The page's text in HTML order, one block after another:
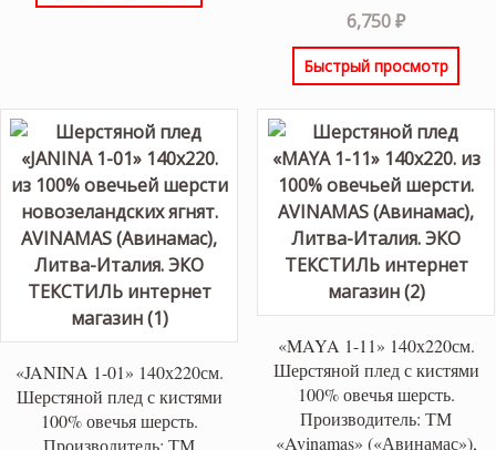
6,750₽
Быстрый просмотр
«JANINA 1-01» 140х220см.
Шерстяной плед с кистями
100% овечья шерсть.
Производитель: ТМ
«MAYA 1-11» 140х220см.
Шерстяной плед с кистями
100% овечья шерсть.
Производитель: ТМ
«Avinamas» («Авинамас»),